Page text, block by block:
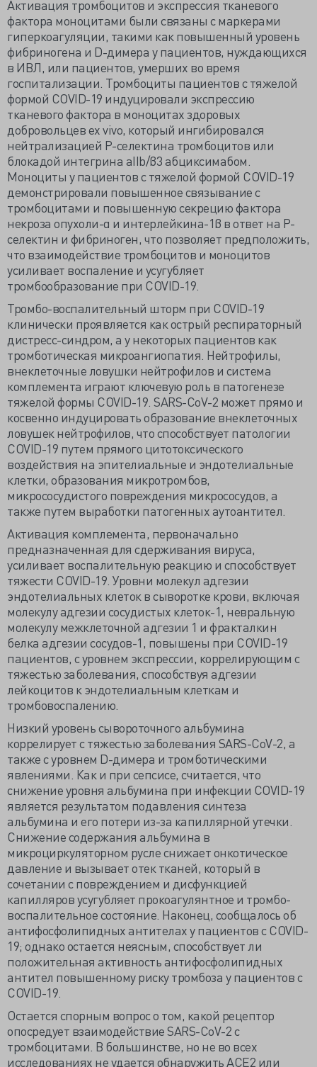
Активация тромбоцитов и экспрессия тканевого
фактора моноцитами были связаны с маркерами
гиперкоагуляции, такими как повышенный уровень
фибриногена и D-димера у пациентов, нуждающихся
в ИВЛ, или пациентов, умерших во время
госпитализации. Тромбоциты пациентов с тяжелой
формой COVID-19 индуцировали экспрессию
тканевого фактора в моноцитах здоровых
добровольцев ex vivo, который ингибировался
нейтрализацией Р-селектина тромбоцитов или
блокадой интегрина aIIb/β3 абциксимабом.
Моноциты у пациентов с тяжелой формой COVID-19
демонстрировали повышенное связывание с
тромбоцитами и повышенную секрецию фактора
некроза опухоли-α и интерлейкина-1β в ответ на Р-
селектин и фибриноген, что позволяет предположить,
что взаимодействие тромбоцитов и моноцитов
усиливает воспаление и усугубляет
тромбообразование при COVID-19.
Тромбо-воспалительный шторм при COVID-19
клинически проявляется как острый респираторный
дистресс-синдром, а у некоторых пациентов как
тромботическая микроангиопатия. Нейтрофилы,
внеклеточные ловушки нейтрофилов и система
комплемента играют ключевую роль в патогенезе
тяжелой формы COVID-19. SARS-CoV-2 может прямо и
косвенно индуцировать образование внеклеточных
ловушек нейтрофилов, что способствует патологии
COVID-19 путем прямого цитотоксического
воздействия на эпителиальные и эндотелиальные
клетки, образования микротромбов,
микрососудистого повреждения микрососудов, а
также путем выработки патогенных аутоантител.
Активация комплемента, первоначально
предназначенная для сдерживания вируса,
усиливает воспалительную реакцию и способствует
тяжести COVID-19. Уровни молекул адгезии
эндотелиальных клеток в сыворотке крови, включая
молекулу адгезии сосудистых клеток-1, невральную
молекулу межклеточной адгезии 1 и фракталкин
белка адгезии сосудов-1, повышены при COVID-19
пациентов, с уровнем экспрессии, коррелирующим с
тяжестью заболевания, способствуя адгезии
лейкоцитов к эндотелиальным клеткам и
тромбовоспалению.
Низкий уровень сывороточного альбумина
коррелирует с тяжестью заболевания SARS-CoV-2, а
также с уровнем D-димера и тромботическими
явлениями. Как и при сепсисе, считается, что
снижение уровня альбумина при инфекции COVID-19
является результатом подавления синтеза
альбумина и его потери из-за капиллярной утечки.
Снижение содержания альбумина в
микроциркуляторном русле снижает онкотическое
давление и вызывает отек тканей, который в
сочетании с повреждением и дисфункцией
капилляров усугубляет прокоагулянтное и тромбо-
воспалительное состояние. Наконец, сообщалось об
антифосфолипидных антителах у пациентов с COVID-
19; однако остается неясным, способствует ли
положительная активность антифосфолипидных
антител повышенному риску тромбоза у пациентов с
COVID-19.
Остается спорным вопрос о том, какой рецептор
опосредует взаимодействие SARS-CoV-2 с
тромбоцитами. В большинстве, но не во всех
исследованиях не удается обнаружить ACE2 или